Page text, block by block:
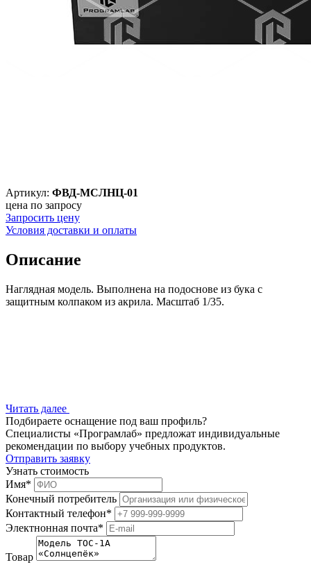
Артикул: ФВД-МСЛНЦ-01
цена по запросу
Запросить цену
Условия доставки и оплаты
Описание
Наглядная модель. Выполнена на подоснове из бука с
защитным колпаком из акрила. Масштаб 1/35.
Читать далее
Подбираете оснащение под ваш профиль?
Специалисты «Програмлаб» предложат индивидуальные
рекомендации по выбору учебных продуктов.
Отправить заявку
Узнать стоимость
Имя*
Конечный потребитель
Контактный телефон*
Электнонная почта*
Товар